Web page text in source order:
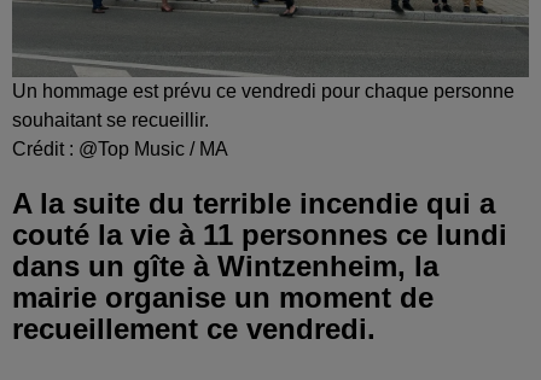
Un hommage est prévu ce vendredi pour chaque personne
souhaitant se recueillir.
Crédit : @Top Music / MA
A la suite du terrible incendie qui a
couté la vie à 11 personnes ce lundi
dans un gîte à Wintzenheim, la
mairie organise un moment de
recueillement ce vendredi.